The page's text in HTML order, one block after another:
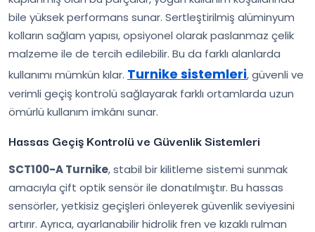
bile yüksek performans sunar. Sertleştirilmiş alüminyum
kolların sağlam yapısı, opsiyonel olarak paslanmaz çelik
malzeme ile de tercih edilebilir. Bu da farklı alanlarda
kullanımı mümkün kılar. Turnike sistemleri, güvenli ve
verimli geçiş kontrolü sağlayarak farklı ortamlarda uzun
ömürlü kullanım imkânı sunar.
Hassas Geçiş Kontrolü ve Güvenlik Sistemleri
SCT100-A Turnike, stabil bir kilitleme sistemi sunmak
amacıyla çift optik sensör ile donatılmıştır. Bu hassas
sensörler, yetkisiz geçişleri önleyerek güvenlik seviyesini
artırır. Ayrıca, ayarlanabilir hidrolik fren ve kızaklı rulman